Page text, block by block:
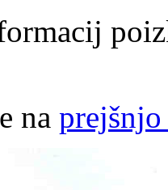
na prejšnjo